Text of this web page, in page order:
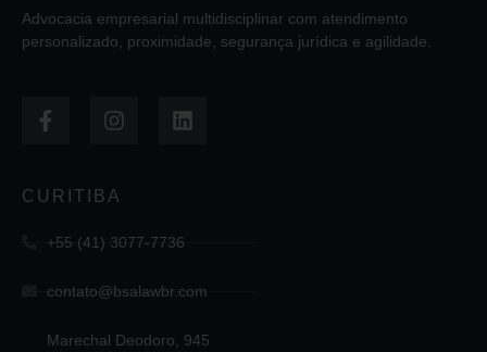
Advocacia empresarial multidisciplinar com atendimento
personalizado, proximidade, segurança jurídica e agilidade.
CURITIBA
+55 (41) 3077-7736
contato@bsalawbr.com
Marechal Deodoro, 945